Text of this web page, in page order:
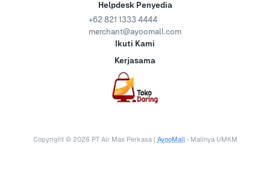
Helpdesk Penyedia
+62 821 1333 4444
merchant@ayoomall.com
Ikuti Kami
Kerjasama
Copyright © 2026 PT Air Mas Perkasa | AyooMall • Mallnya UMKM